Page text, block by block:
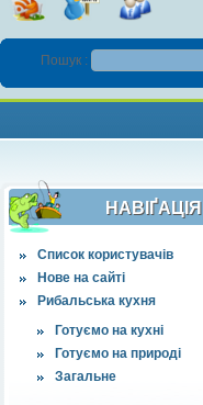
Пошук :
НАВІҐАЦІЯ
Список користувачів
Нове на сайті
Рибальська кухня
Готуємо на кухні
Готуємо на природі
Загальне